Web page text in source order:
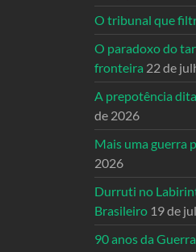
O tribunal que
O paradoxo do
fronteira 22 de
A prepotência
de 2026
Mais uma guerra
2026
Durruti no
Brasileiro 19 de
90 anos da